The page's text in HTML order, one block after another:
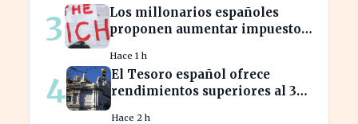
3
Los millonarios españoles
proponen aumentar impuestos
económica
Hace 1 h
4
El Tesoro español ofrece
rendimientos superiores al 3%
Hace 2 h